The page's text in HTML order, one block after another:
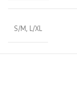
S/M, L/XL